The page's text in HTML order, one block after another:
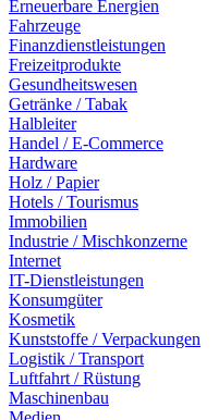
Erneuerbare Energien
Fahrzeuge
Finanzdienstleistungen
Freizeitprodukte
Gesundheitswesen
Getränke / Tabak
Halbleiter
Handel / E-Commerce
Hardware
Holz / Papier
Hotels / Tourismus
Immobilien
Industrie / Mischkonzerne
Internet
IT-Dienstleistungen
Konsumgüter
Kosmetik
Kunststoffe / Verpackungen
Logistik / Transport
Luftfahrt / Rüstung
Maschinenbau